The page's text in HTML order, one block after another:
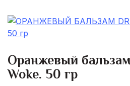
Оранжевый
Woke. 50 гр